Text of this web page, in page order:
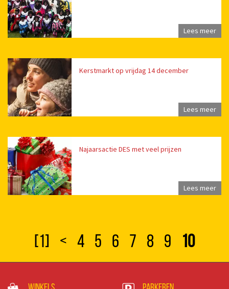
Lees meer
Kerstmarkt op vrijdag 14 december
Lees meer
Najaarsactie DES met veel prijzen
Lees meer
[1] < 4 5 6 7 8 9 10